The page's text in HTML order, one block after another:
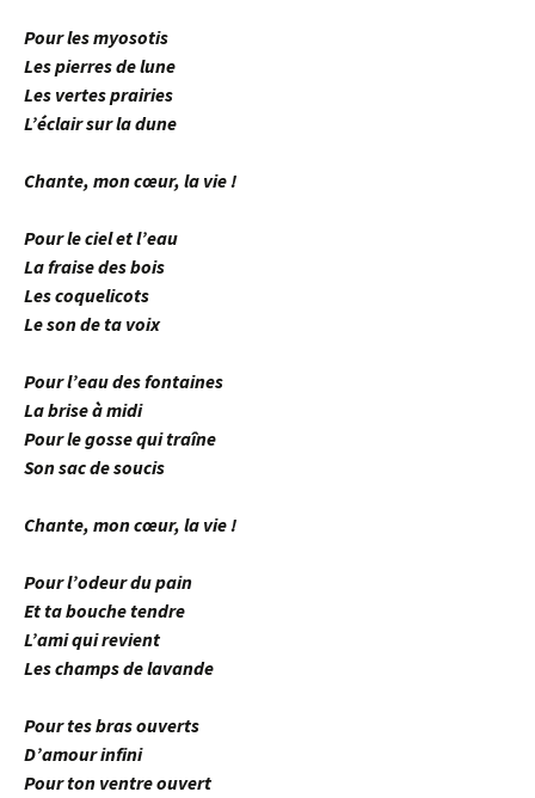
Pour les myosotis
Les pierres de lune
Les vertes prairies
L’éclair sur la dune
Chante, mon cœur, la vie !
Pour le ciel et l’eau
La fraise des bois
Les coquelicots
Le son de ta voix
Pour l’eau des fontaines
La brise à midi
Pour le gosse qui traîne
Son sac de soucis
Chante, mon cœur, la vie !
Pour l’odeur du pain
Et ta bouche tendre
L’ami qui revient
Les champs de lavande
Pour tes bras ouverts
D’amour infini
Pour ton ventre ouvert